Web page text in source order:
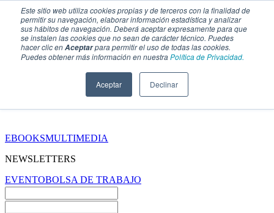
Este sitio web utiliza cookies propias y de terceros con la finalidad de
permitir su navegación, elaborar información estadística y analizar
sus hábitos de navegación. Deberá aceptar expresamente para que
se instalen las cookies que no sean de carácter técnico. Puedes
hacer clic enAceptarpara permitir el uso de todas las cookies.
Puedes obtener más información en nuestraPolítica de Privacidad.
Aceptar Declinar
EBOOKSMULTIMEDIA
NEWSLETTERS
EVENTOBOLSA DE TRABAJO